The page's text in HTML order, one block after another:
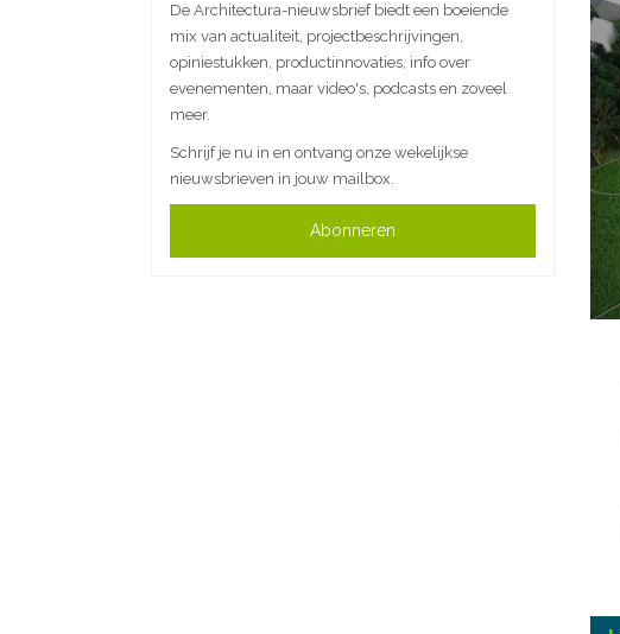
De Architectura-nieuwsbrief biedt een boeiende
mix van actualiteit, projectbeschrijvingen,
opiniestukken, productinnovaties, info over
evenementen, maar video's, podcasts en zoveel
meer.
Schrijf je nu in en ontvang onze wekelijkse
nieuwsbrieven in jouw mailbox.
Abonneren